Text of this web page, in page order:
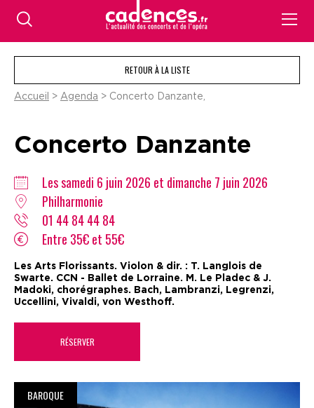
RETOUR À LA LISTE
Accueil > Agenda > Concerto Danzante,
Concerto Danzante
Les samedi 6 juin 2026 et dimanche 7 juin 2026
Philharmonie
01 44 84 44 84
Entre 35€ et 55€
Les Arts Florissants. Violon & dir. : T. Langlois de
Swarte. CCN - Ballet de Lorraine. M. Le Pladec & J.
Madoki, chorégraphes. Bach, Lambranzi, Legrenzi,
Uccellini, Vivaldi, von Westhoff.
RÉSERVER
BAROQUE